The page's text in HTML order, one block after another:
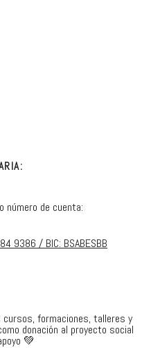
número de cuenta:
9386 / BIC: BSABESBB
formaciones, talleres y
donación al proyecto social
💚